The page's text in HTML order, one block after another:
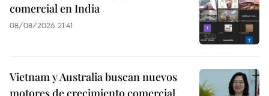
comercial en India
08/08/2026 21:41
Vietnam y Australia buscan nuevos
motores de crecimiento comercial